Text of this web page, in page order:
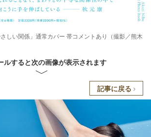
しい関係」通常カバー 帯コメントあり（撮影／熊木
ルすると次の画像が表示されます
記事に戻る